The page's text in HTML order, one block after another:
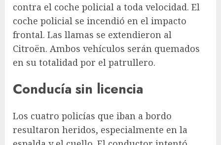
contra el coche policial a toda velocidad. El
coche policial se incendió en el impacto
frontal. Las llamas se extendieron al
Citroën. Ambos vehículos serán quemados
en su totalidad por el patrullero.
Conducía sin licencia
Los cuatro policías que iban a bordo
resultaron heridos, especialmente en la